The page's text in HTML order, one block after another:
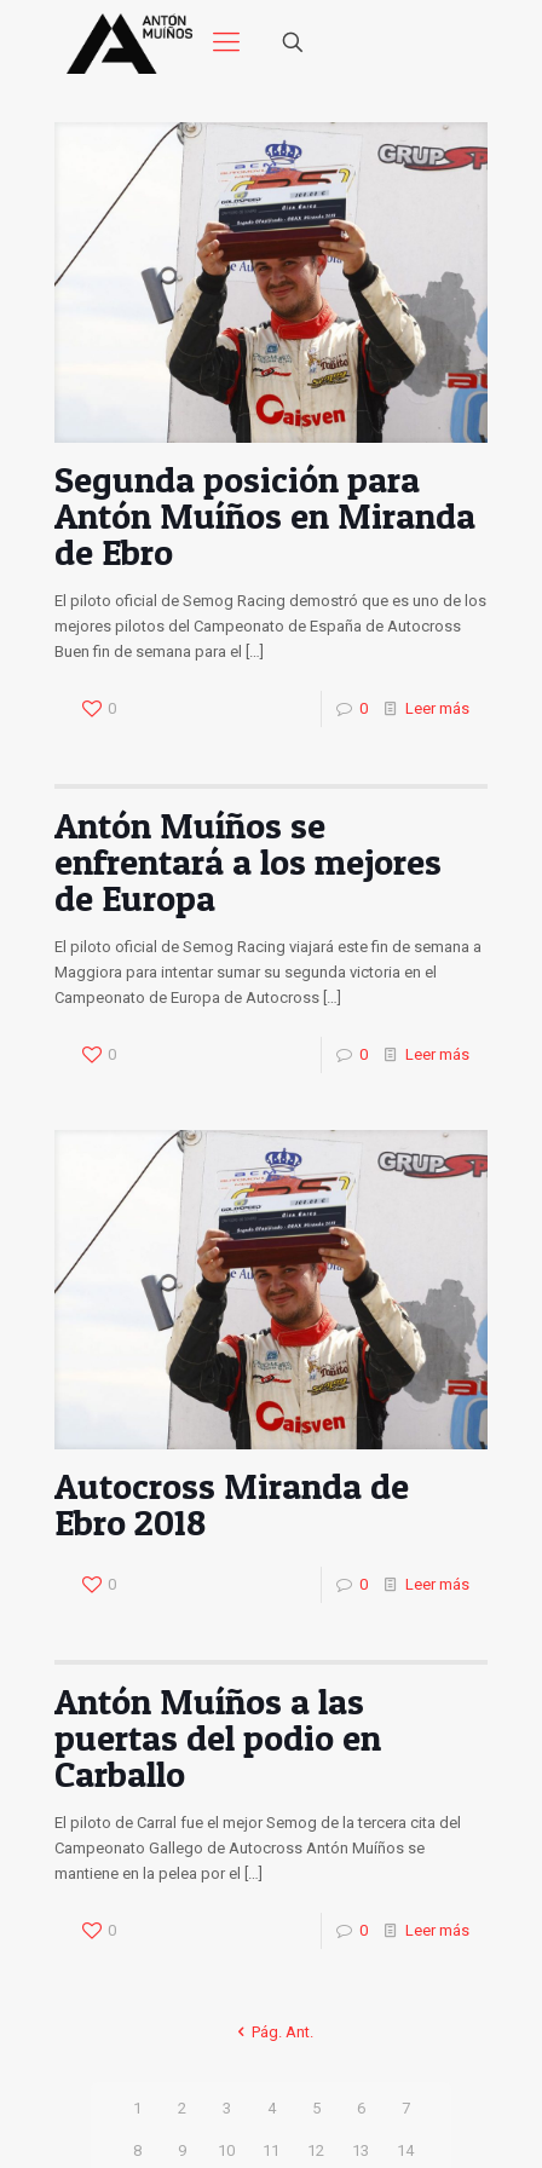
Segunda posición para
Antón Muíños en Miranda
de Ebro
El piloto oficial de Semog Racing demostró que es uno de los
mejores pilotos del Campeonato de España de Autocross
Buen fin de semana para el […]
0 0 Leer más
Antón Muíños se
enfrentará a los mejores
de Europa
El piloto oficial de Semog Racing viajará este fin de semana a
Maggiora para intentar sumar su segunda victoria en el
Campeonato de Europa de Autocross […]
0 0 Leer más
Autocross Miranda de
Ebro 2018
0 0 Leer más
Antón Muíños a las
puertas del podio en
Carballo
El piloto de Carral fue el mejor Semog de la tercera cita del
Campeonato Gallego de Autocross Antón Muíños se
mantiene en la pelea por el
[…]
0 0 Leer más
Pág. Ant.
1 2 3 4 5 6 7
8 9 10 11 12 13 14